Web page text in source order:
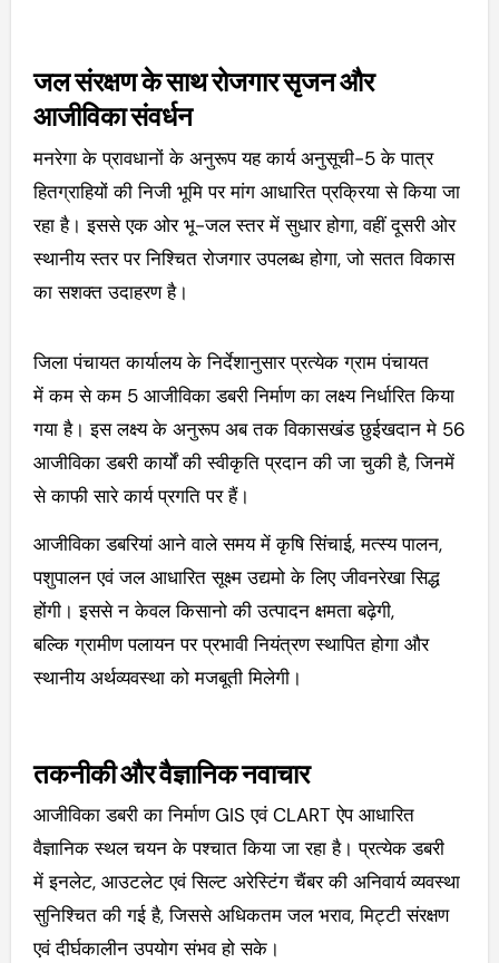
जल संरक्षण के साथ रोजगार सृजन और
आजीविका संवर्धन
मनरेगा के प्रावधानों के अनुरूप यह कार्य अनुसूची-5 के पात्र
हितग्राहियों की निजी भूमि पर मांग आधारित प्रक्रिया से किया जा
रहा है। इससे एक ओर भू-जल स्तर में सुधार होगा, वहीं दूसरी ओर
स्थानीय स्तर पर निश्चित रोजगार उपलब्ध होगा, जो सतत विकास
का सशक्त उदाहरण है।
जिला पंचायत कार्यालय के निर्देशानुसार प्रत्येक ग्राम पंचायत
में कम से कम 5 आजीविका डबरी निर्माण का लक्ष्य निर्धारित किया
गया है। इस लक्ष्य के अनुरूप अब तक विकासखंड छुईखदान मे 56
आजीविका डबरी कार्यों की स्वीकृति प्रदान की जा चुकी है, जिनमें
से काफी सारे कार्य प्रगति पर हैं।
आजीविका डबरियां आने वाले समय में कृषि सिंचाई, मत्स्य पालन,
पशुपालन एवं जल आधारित सूक्ष्म उद्यमो के लिए जीवनरेखा सिद्ध
होंगी। इससे न केवल किसानो की उत्पादन क्षमता बढ़ेगी,
बल्कि ग्रामीण पलायन पर प्रभावी नियंत्रण स्थापित होगा और
स्थानीय अर्थव्यवस्था को मजबूती मिलेगी।
तकनीकी और वैज्ञानिक नवाचार
आजीविका डबरी का निर्माण GIS एवं CLART ऐप आधारित
वैज्ञानिक स्थल चयन के पश्चात किया जा रहा है। प्रत्येक डबरी
में इनलेट, आउटलेट एवं सिल्ट अरेस्टिंग चैंबर की अनिवार्य व्यवस्था
सुनिश्चित की गई है, जिससे अधिकतम जल भराव, मिट्टी संरक्षण
एवं दीर्घकालीन उपयोग संभव हो सके।